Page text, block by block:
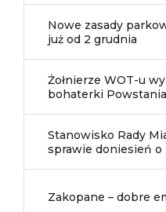
Nowe zasady
już od 2 grudnia
Żołnierze WOT-u
bohaterki Powstania
Stanowisko Rady
sprawie doniesień o
Zakopane – dobre